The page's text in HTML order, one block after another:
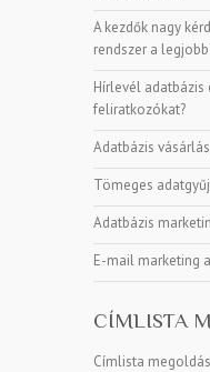
A kezdők nagy
rendszer a
Hírlevél adatbázis
feliratkozókat?
Adatbázis
Tömeges
Adatbázis
E-mail marketing
CÍMLISTA
Címlista